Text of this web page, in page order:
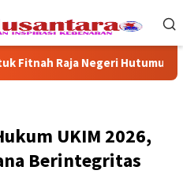
Negeri Hutumuri
UKIM 2026,
Berintegritas